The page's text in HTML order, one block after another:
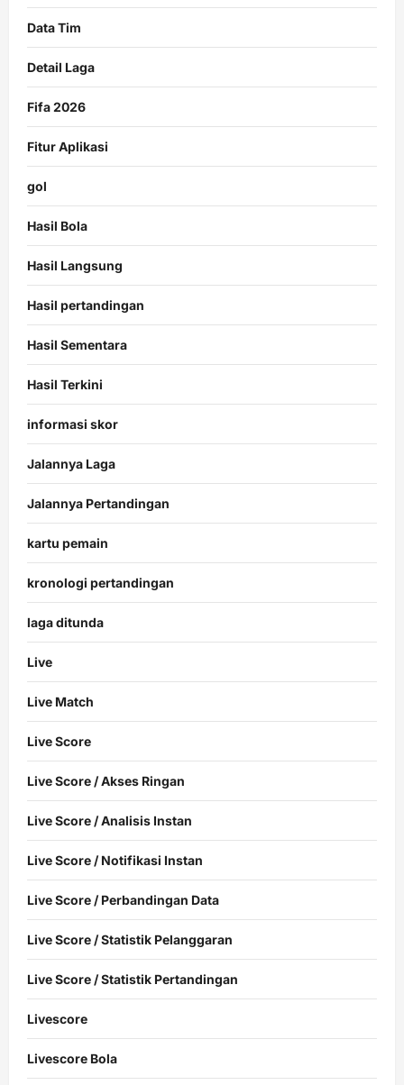
Data Tim
Detail Laga
Fifa 2026
Fitur Aplikasi
gol
Hasil Bola
Hasil Langsung
Hasil pertandingan
Hasil Sementara
Hasil Terkini
informasi skor
Jalannya Laga
Jalannya Pertandingan
kartu pemain
kronologi pertandingan
laga ditunda
Live
Live Match
Live Score
Live Score / Akses Ringan
Live Score / Analisis Instan
Live Score / Notifikasi Instan
Live Score / Perbandingan Data
Live Score / Statistik Pelanggaran
Live Score / Statistik Pertandingan
Livescore
Livescore Bola